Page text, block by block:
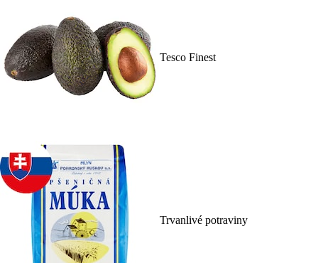
Tesco Finest
Trvanlivé potraviny